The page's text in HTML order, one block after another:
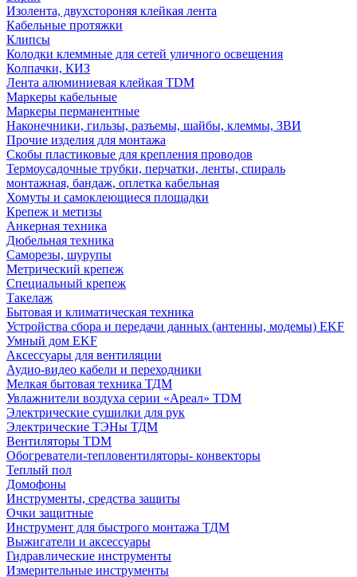
Изолента, двухстороняя клейкая лента
Кабельные протяжки
Клипсы
Колодки клеммные для сетей уличного освещения
Колпачки, КИЗ
Лента алюминиевая клейкая TDM
Маркеры кабельные
Маркеры перманентные
Наконечники, гильзы, разъемы, шайбы, клеммы, ЗВИ
Прочие изделия для монтажа
Скобы пластиковые для крепления проводов
Термоусадочные трубки, перчатки, ленты, спираль
монтажная, бандаж, оплетка кабельная
Хомуты и самоклеющиеся площадки
Крепеж и метизы
Анкерная техника
Дюбельная техника
Саморезы, шурупы
Метрический крепеж
Специальный крепеж
Такелаж
Бытовая и климатическая техника
Устройства сбора и передачи данных (антенны, модемы) EKF
Умный дом EKF
Аксессуары для вентиляции
Аудио-видео кабели и переходники
Мелкая бытовая техника ТДМ
Увлажнители воздуха серии «Ареал» TDM
Электрические сушилки для рук
Электрические ТЭНы ТДМ
Вентиляторы TDM
Обогреватели-тепловентиляторы- конвекторы
Теплый пол
Домофоны
Инструменты, средства защиты
Очки защитные
Инструмент для быстрого монтажа ТДМ
Выжигатели и аксессуары
Гидравлические инструменты
Измерительные инструменты